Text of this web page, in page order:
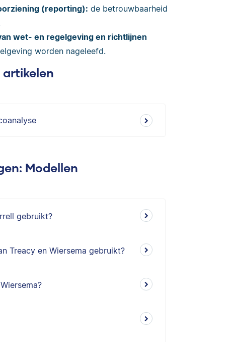
(reporting): de betrouwbaarheid
wet- en regelgeving en richtlijnen
worden nageleefd.
artikelen
Modellen
gebruikt?
Treacy en Wiersema gebruikt?